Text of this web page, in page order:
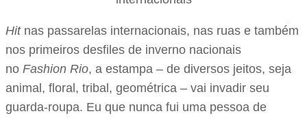
Hit nas passarelas internacionais, nas ruas e também
nos primeiros desfiles de inverno nacionais
no Fashion Rio, a estampa – de diversos jeitos, seja
animal, floral, tribal, geométrica – vai invadir seu
guarda-roupa. Eu que nunca fui uma pessoa de